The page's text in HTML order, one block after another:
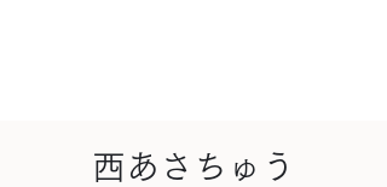
西あさちゅう